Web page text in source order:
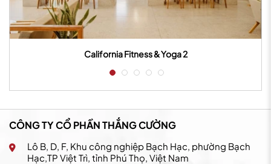
California Fitness & Yoga 2
CÔNG TY CỔ PHẦN THẮNG CƯỜNG
Lô B, D, F, Khu công nghiệp Bạch Hạc, phường Bạch
Hạc,TP Việt Trì, tỉnh Phú Thọ, Việt Nam